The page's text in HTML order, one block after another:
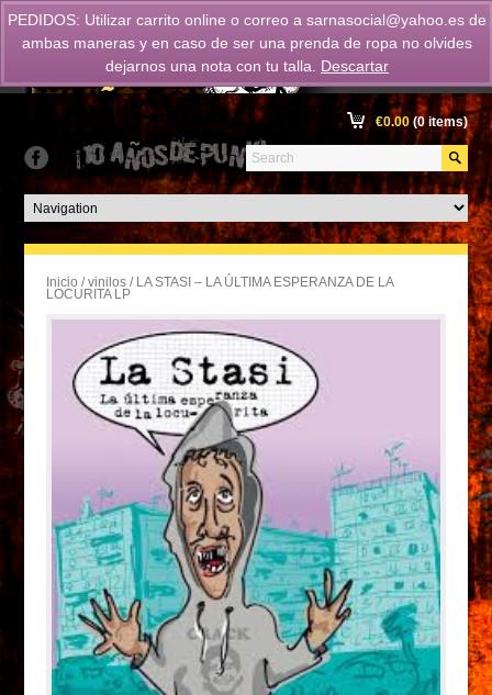
€0.00(0 items)
Inicio /vinilos / LA STASI – LA ÚLTIMA ESPERANZA DE LA
LOCURITA LP
PEDIDOS: Utilizar carrito online o correo a sarnasocial@yahoo.es de
ambas maneras y en caso de ser una prenda de ropa no olvides
dejarnos una nota con tu talla.
Descartar